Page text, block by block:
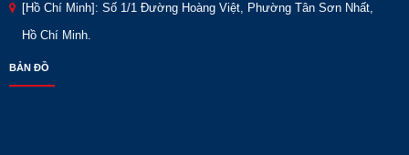
[Hồ Chí Minh]: Số 1/1 Đường Hoàng Việt, Phường Tân Sơn Nhất,
Hồ Chí Minh.
BẢN ĐỒ